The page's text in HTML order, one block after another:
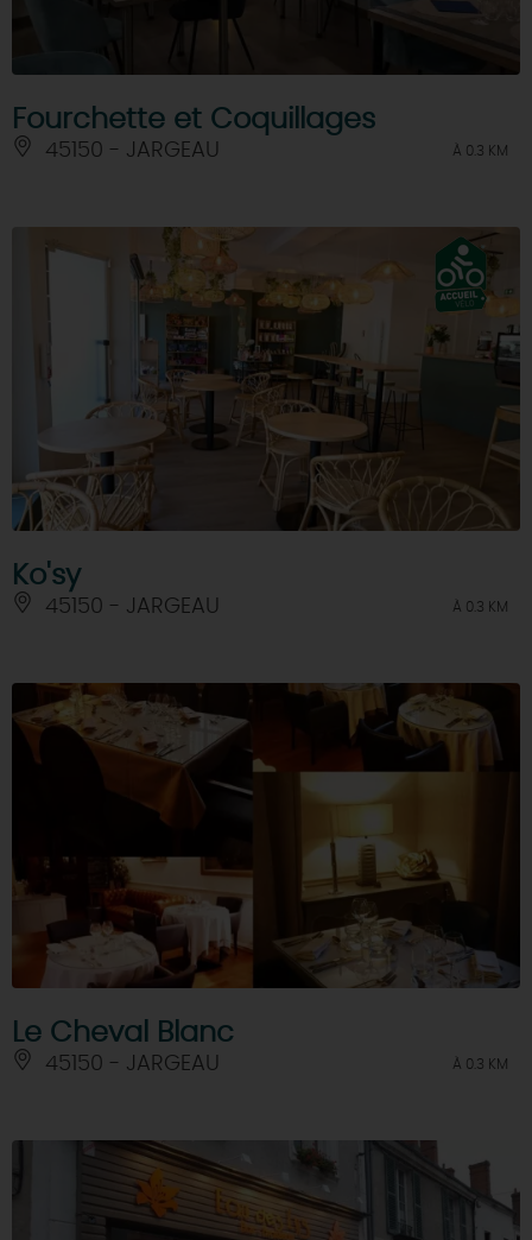
Fourchette et Coquillages
45150 - JARGEAU À 0.3 KM
Ko'sy
45150 - JARGEAU À 0.3 KM
Le Cheval Blanc
45150 - JARGEAU À 0.3 KM